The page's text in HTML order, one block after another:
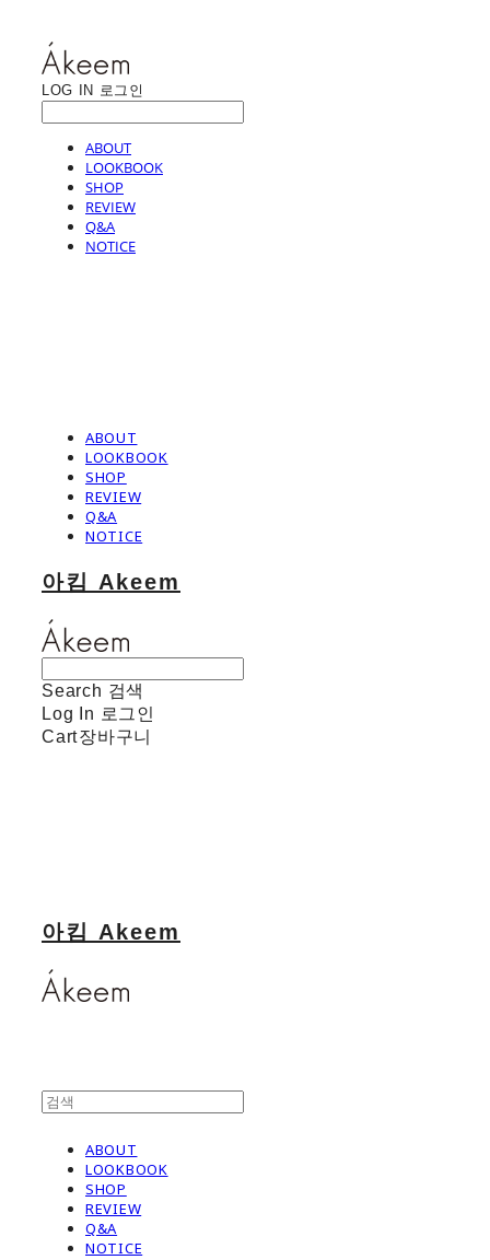
LOG IN 로그인
ABOUT
LOOKBOOK
SHOP
REVIEW
Q&A
NOTICE
ABOUT
LOOKBOOK
SHOP
REVIEW
Q&A
NOTICE
아킴 Akeem
Search 검색
Log In 로그인
Cart장바구니
아킴 Akeem
ABOUT
LOOKBOOK
SHOP
REVIEW
Q&A
NOTICE